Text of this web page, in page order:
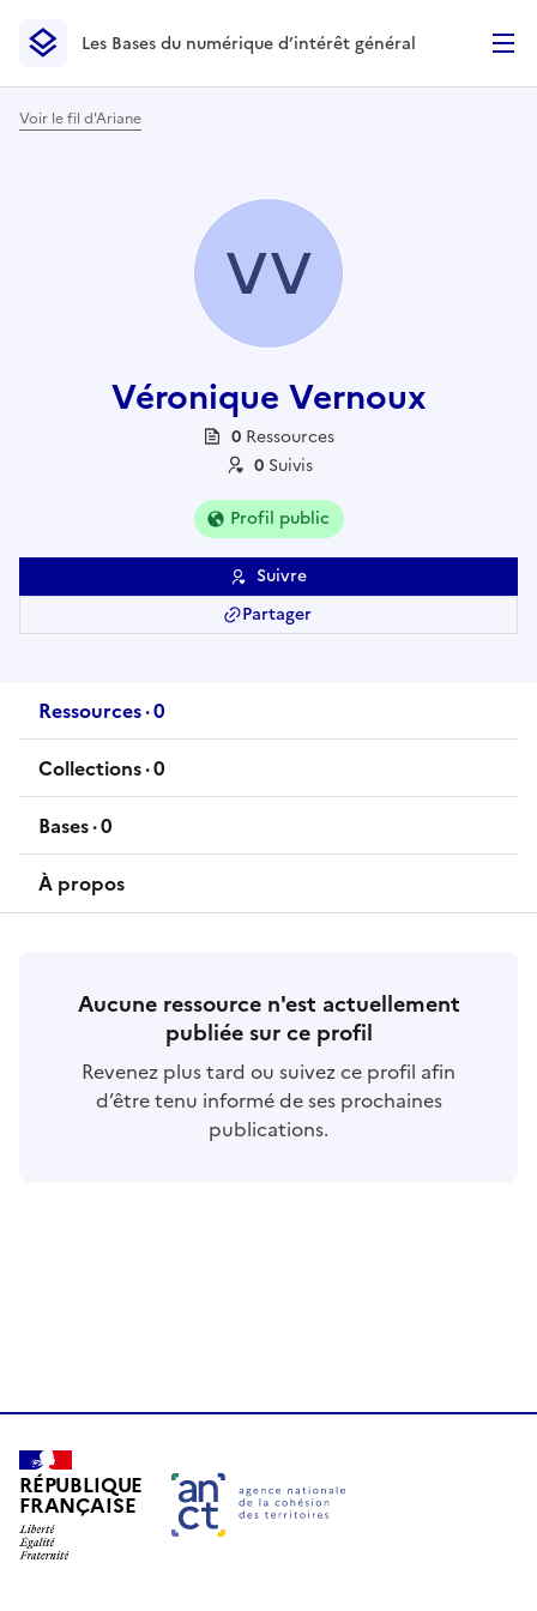
Les Bases du numérique d’intérêt général- Retour à la
Les Bases du numérique d’intérêt général
Voir le fil d'Ariane
VV
Véronique Vernoux
0 Ressources
0 Suivis
Profil public
Suivre
Partager
Ressources·0
ressources
Collections·0
collections
Bases·0
bases
À propos
Aucune ressource n'est actuellement
publiée sur ce profil
Revenez plus tard ou suivez ce profil afin
d’être tenu informé de ses prochaines
publications.
RÉPUBLIQUE
FRANÇAISE